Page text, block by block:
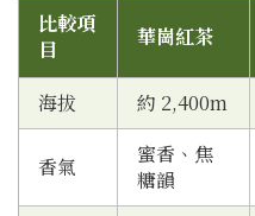
比較項
目
華崗紅茶
海拔 約 2,400m
香氣
蜜香、焦
糖韻